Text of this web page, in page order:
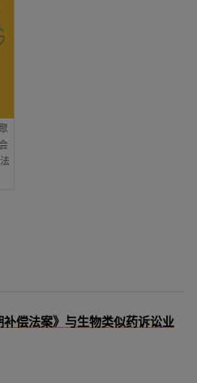
偿法案》与生物类似药诉讼业